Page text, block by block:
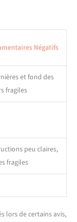
de chariot
ce qui
besoins
à
pour
Vous
en
détaillées
lisse avec
en
de la
Vous
sans
doux.
Négatifs
et fond des
fragiles
peu claires,
fragiles
lors de certains avis,